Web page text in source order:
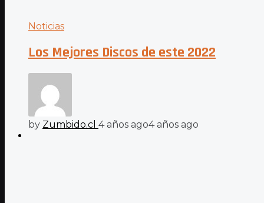
Noticias
Los Mejores Discos de este 2022
by Zumbido.cl 4 años ago4 años ago